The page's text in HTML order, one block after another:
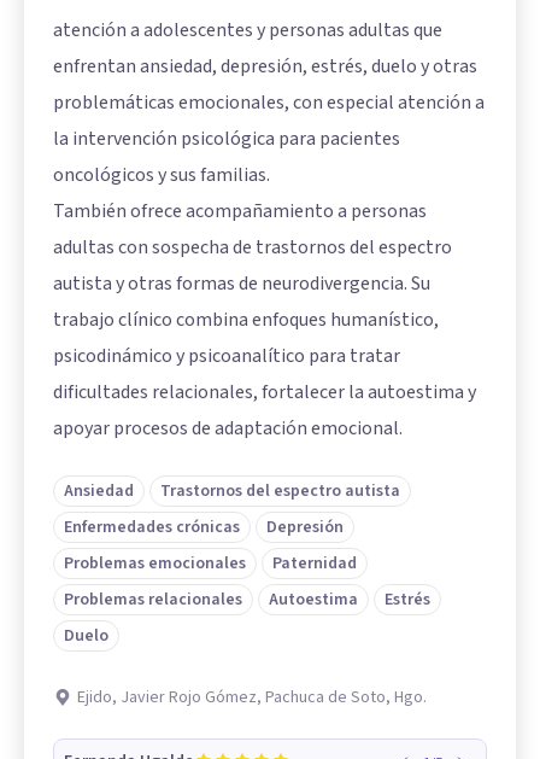
atención a adolescentes y personas adultas que
enfrentan ansiedad, depresión, estrés, duelo y otras
problemáticas emocionales, con especial atención a
la intervención psicológica para pacientes
oncológicos y sus familias.
También ofrece acompañamiento a personas
adultas con sospecha de trastornos del espectro
autista y otras formas de neurodivergencia. Su
trabajo clínico combina enfoques humanístico,
psicodinámico y psicoanalítico para tratar
dificultades relacionales, fortalecer la autoestima y
apoyar procesos de adaptación emocional.
Ansiedad
Trastornos del espectro autista
Enfermedades crónicas
Depresión
Problemas emocionales
Paternidad
Problemas relacionales
Autoestima
Estrés
Duelo
Ejido, Javier Rojo Gómez, Pachuca de Soto, Hgo.